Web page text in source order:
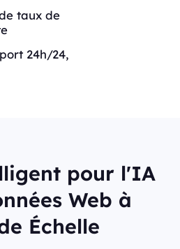
taux de
24h/24,
pour l'IA
Web à
Échelle